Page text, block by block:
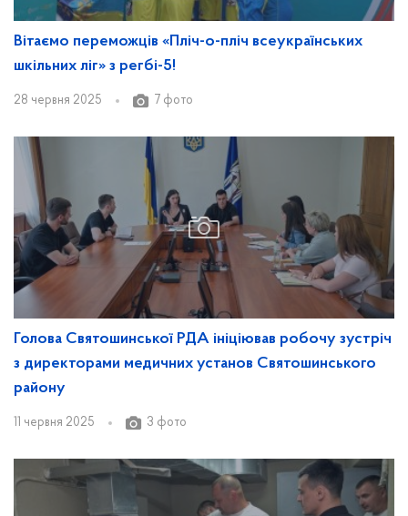
Вітаємо переможців «Пліч-о-пліч всеукраїнських
шкільних ліг» з регбі-5!
28 червня 2025 7 фото
Голова Святошинської РДА ініціював робочу зустріч
з директорами медичних установ Святошинського
району
11 червня 2025 3 фото